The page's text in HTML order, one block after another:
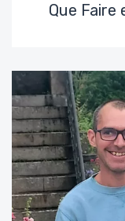
Que Faire